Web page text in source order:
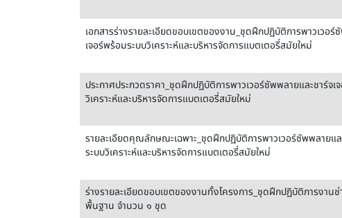
เอกสารร่างรายละเอียดขอบเขตของงาน_ชุดฝึกปฏิบัติการพาวเวอร์
เจอร์พร้อมระบบวิเคราะห์และบริหารจัดการแบตเตอรี่สมัยใหม่
ประกาศประกวดราคา_ชุดฝึกปฏิบัติการพาวเวอร์ซัพพลายและชาร์จเ
วิเคราะห์และบริหารจัดการแบตเตอรี่สมัยใหม่
รายละเอียดคุณลักษณะเฉพาะ_ชุดฝึกปฏิบัติการพาวเวอร์ซัพพลายแล
ระบบวิเคราะห์และบริหารจัดการแบตเตอรี่สมัยใหม่
ร่างรายละเอียดขอบเขตของงานทั้งโครงการ_ชุดฝึกปฏิบัติการงาน
พื้นฐาน จำนวน ๑ ชุด